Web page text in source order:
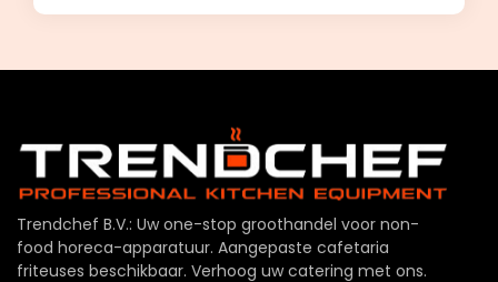
Trendchef B.V.: Uw one-stop groothandel voor non-
food horeca-apparatuur. Aangepaste cafetaria
friteuses beschikbaar. Verhoog uw catering met ons.